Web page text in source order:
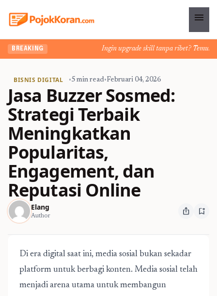
menu
BREAKING Ingin upgrade skill tanpa ribet? Temukan
BISNIS DIGITAL •5 min read•Februari 04, 2026
Jasa Buzzer Sosmed:
Strategi Terbaik
Meningkatkan
Popularitas,
Engagement, dan
Reputasi Online
Elang
Author ios_share bookmark_add
Di era digital saat ini, media sosial bukan sekadar
platform untuk berbagi konten. Media sosial telah
menjadi arena utama untuk membangun